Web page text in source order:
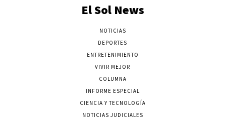
El Sol News
NOTICIAS
DEPORTES
ENTRETENIMIENTO
VIVIR MEJOR
COLUMNA
INFORME ESPECIAL
CIENCIA Y TECNOLOGÍA
NOTICIAS JUDICIALES